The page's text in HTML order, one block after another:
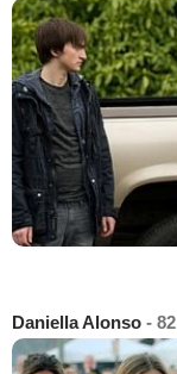
Daniella Alonso - 82